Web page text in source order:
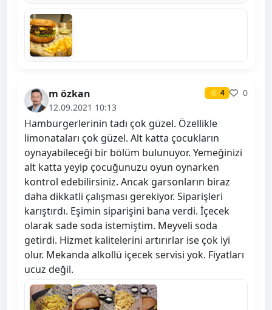
m özkan ⭐ 4
0
12.09.2021 10:13
Hamburgerlerinin tadı çok güzel. Özellikle
limonataları çok güzel. Alt katta çocukların
oynayabileceği bir bölüm bulunuyor. Yemeğinizi
alt katta yeyip çocuğunuzu oyun oynarken
kontrol edebilirsiniz. Ancak garsonların biraz
daha dikkatli çalışması gerekiyor. Siparişleri
karıştırdı. Eşimin siparişini bana verdi. İçecek
olarak sade soda istemiştim. Meyveli soda
getirdi. Hizmet kalitelerini artırırlar ise çok iyi
olur. Mekanda alkollü içecek servisi yok. Fiyatları
ucuz değil.